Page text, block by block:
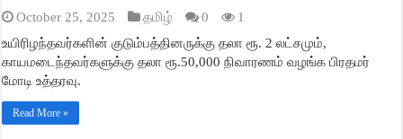
October 25, 2025
தமிழ் 0
1
உயிரிழந்தவர்களின் குடும்பத்தினருக்கு தலா ரூ. 2 லட்சமும்,
காயமடைந்தவர்களுக்கு தலா ரூ.50,000 நிவாரணம் வழங்க பிரதமர்
மோடி உத்தரவு.
Read More »